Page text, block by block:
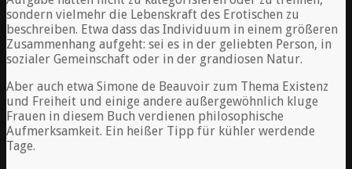
sondern vielmehr die Lebenskraft des Erotischen zu
beschreiben. Etwa dass das Individuum in einem größeren
Zusammenhang aufgeht: sei es in der geliebten Person, in
sozialer Gemeinschaft oder in der grandiosen Natur.
Aber auch etwa Simone de Beauvoir zum Thema Existenz
und Freiheit und einige andere außergewöhnlich kluge
Frauen in diesem Buch verdienen philosophische
Aufmerksamkeit. Ein heißer Tipp für kühler werdende
Tage.